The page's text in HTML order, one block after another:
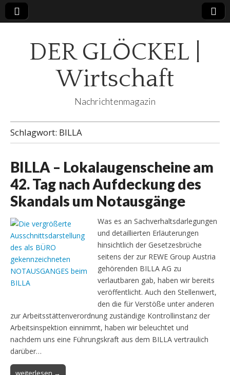
DER GLÖCKEL |
Wirtschaft
Nachrichtenmagazin
Schlagwort: BILLA
BILLA – Lokalaugenscheine am
42. Tag nach Aufdeckung des
Skandals um Notausgänge
Was es an Sachverhaltsdarlegungen
und detaillierten Erläuterungen
hinsichtlich der Gesetzesbrüche
seitens der zur REWE Group Austria
gehörenden BILLA AG zu
verlautbaren gab, haben wir bereits
veröffentlicht. Auch den Stellenwert,
den die für Verstöße unter anderen
zur Arbeitsstättenverordnung zuständige Kontrollinstanz der
Arbeitsinspektion einnimmt, haben wir beleuchtet und
nachdem uns eine Führungskraft aus dem BILLA vertraulich
darüber…
weiterlesen →